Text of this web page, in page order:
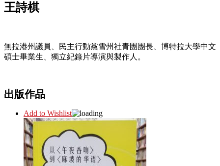
王詩棋
無拉港州議員、民主行動黨雪州社青團團長、博特拉大學中文
碩士畢業生、獨立紀錄片導演與製作人。
出版作品
Add to Wishlist